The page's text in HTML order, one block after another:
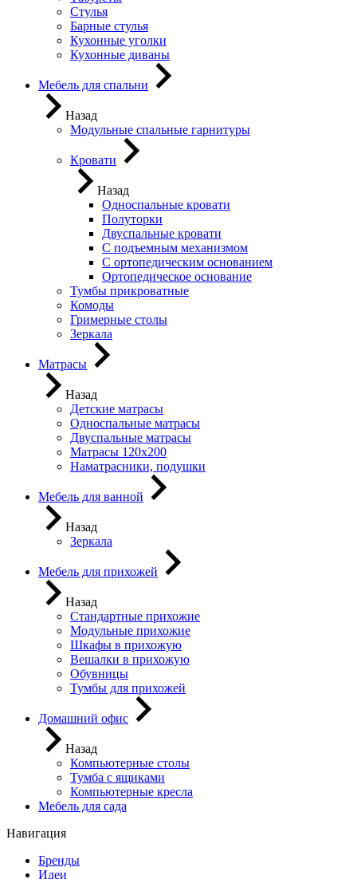
Стулья
Барные стулья
Кухонные уголки
Кухонные диваны
Мебель для спальни
Назад
Модульные спальные гарнитуры
Кровати
Назад
Односпальные кровати
Полуторки
Двуспальные кровати
С подъемным механизмом
С ортопедическим основанием
Ортопедическое основание
Тумбы прикроватные
Комоды
Гримерные столы
Зеркала
Матрасы
Назад
Детские матрасы
Односпальные матрасы
Двуспальные матрасы
Матрасы 120х200
Наматрасники, подушки
Мебель для ванной
Назад
Зеркала
Мебель для прихожей
Назад
Стандартные прихожие
Модульные прихожие
Шкафы в прихожую
Вешалки в прихожую
Обувницы
Тумбы для прихожей
Домашний офис
Назад
Компьютерные столы
Тумба с ящиками
Компьютерные кресла
Мебель для сада
Навигация
Бренды
Идеи